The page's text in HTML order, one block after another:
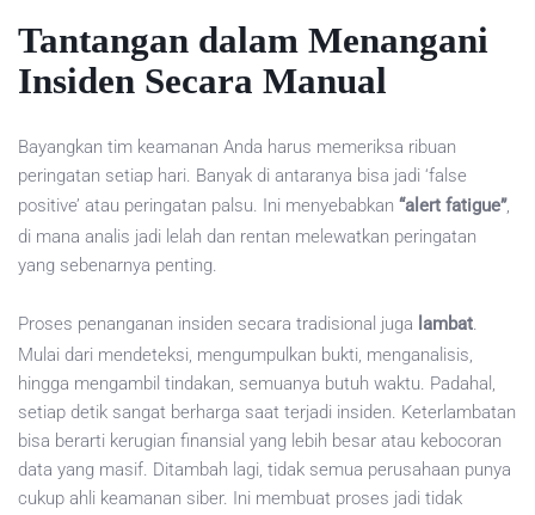
Tantangan dalam Menangani
Insiden Secara Manual
Bayangkan tim keamanan Anda harus memeriksa ribuan
peringatan setiap hari. Banyak di antaranya bisa jadi ‘false
positive’ atau peringatan palsu. Ini menyebabkan “alert fatigue”,
di mana analis jadi lelah dan rentan melewatkan peringatan
yang sebenarnya penting.
Proses penanganan insiden secara tradisional juga lambat.
Mulai dari mendeteksi, mengumpulkan bukti, menganalisis,
hingga mengambil tindakan, semuanya butuh waktu. Padahal,
setiap detik sangat berharga saat terjadi insiden. Keterlambatan
bisa berarti kerugian finansial yang lebih besar atau kebocoran
data yang masif. Ditambah lagi, tidak semua perusahaan punya
cukup ahli keamanan siber. Ini membuat proses jadi tidak